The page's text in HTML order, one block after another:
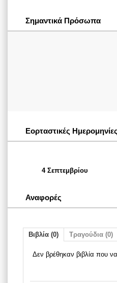
Σημαντικά Πρόσωπα
Εορταστικές Ημερομηνίες
4 Σεπτεμβρίου
Αναφορές
Βιβλία (0) Τραγούδια (0)
Δεν βρέθηκαν βιβλία που